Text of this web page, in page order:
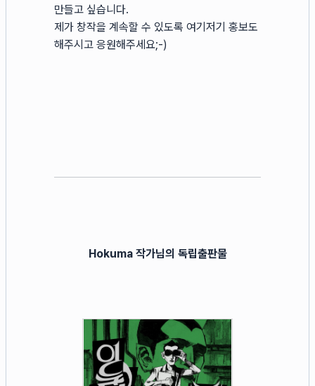
만들고 싶습니다.
제가 창작을 계속할 수 있도록 여기저기 홍보도
해주시고 응원해주세요;-)
Hokuma 작가님의 독립출판물